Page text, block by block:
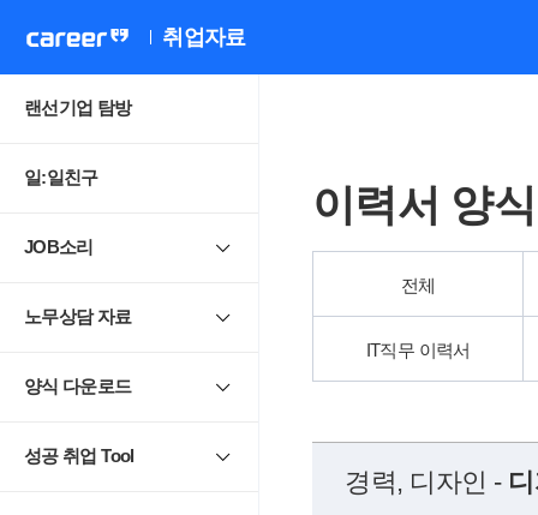
취업자료
랜선기업 탐방
일:일친구
JOB소리
노무상담 자료
양식 다운로드
성공 취업 Tool
이력서 양
전체
IT직무 이력서
경력, 디자인 -